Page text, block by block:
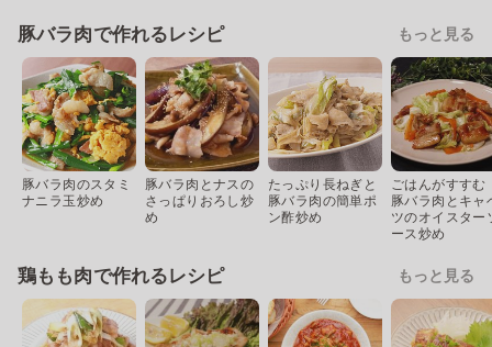
豚バラ肉で作れるレシピ もっと見る
豚バラ肉のスタミ
ナニラ玉炒め
豚バラ肉とナスの
さっぱりおろし炒
め
たっぷり長ねぎと
豚バラ肉の簡単ポ
ン酢炒め
ごはんがすすむ
豚バラ肉とキャ
ツのオイスター
ース炒め
鶏もも肉で作れるレシピ もっと見る